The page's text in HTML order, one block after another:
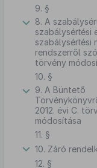
9. §
8. A
szabálysértési
szabálysértési
rendszerről
törvény
10. §
9. A Büntető
2012. évi C.
módosítása
11. §
10. Záró
12. §